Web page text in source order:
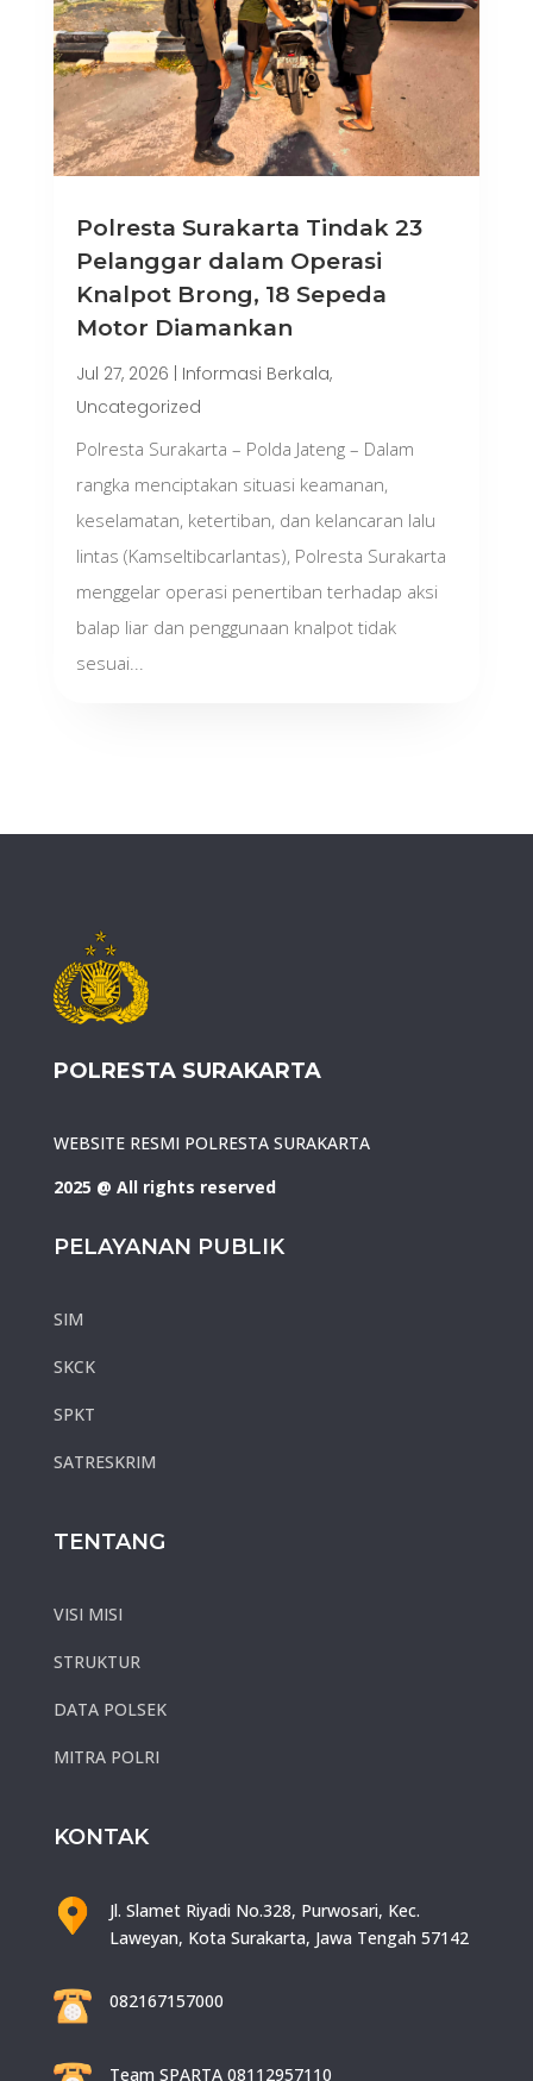
Polresta Surakarta Tindak 23
Pelanggar dalam Operasi
Knalpot Brong, 18 Sepeda
Motor Diamankan
Jul 27, 2026 | Informasi Berkala,
Uncategorized
Polresta Surakarta – Polda Jateng – Dalam
rangka menciptakan situasi keamanan,
keselamatan, ketertiban, dan kelancaran lalu
lintas (Kamseltibcarlantas), Polresta Surakarta
menggelar operasi penertiban terhadap aksi
balap liar dan penggunaan knalpot tidak
sesuai...
POLRESTA SURAKARTA
WEBSITE RESMI POLRESTA SURAKARTA
2025 @ All rights reserved
PELAYANAN PUBLIK
SIM
SKCK
SPKT
SATRESKRIM
TENTANG
VISI MISI
STRUKTUR
DATA POLSEK
MITRA POLRI
KONTAK
Jl. Slamet Riyadi No.328, Purwosari, Kec.
Laweyan, Kota Surakarta, Jawa Tengah 57142
082167157000
Team SPARTA 08112957110